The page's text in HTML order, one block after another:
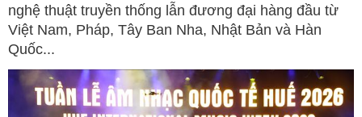
nghệ thuật truyền thống lẫn đương đại hàng đầu từ
Việt Nam, Pháp, Tây Ban Nha, Nhật Bản và Hàn
Quốc...